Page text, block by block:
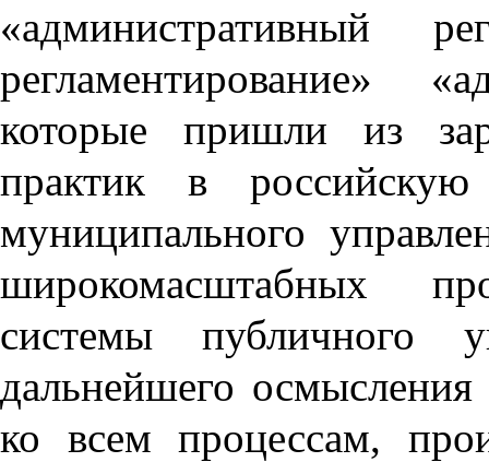
«административный
регламентирование»
которые пришли из
практик в российскую
муниципального
широкомасштабных
системы публичного
дальнейшего
ко всем процессам,